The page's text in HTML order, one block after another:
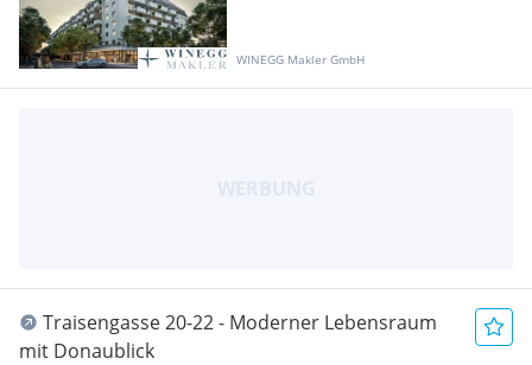
WINEGG Makler GmbH
Traisengasse 20-22 - Moderner Lebensraum
mit Donaublick